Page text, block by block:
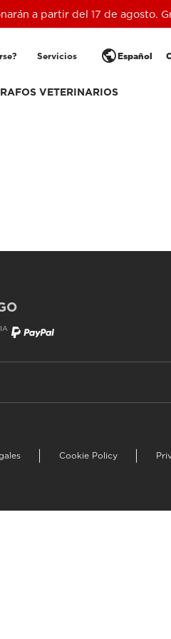
a partir del 17 de agosto.
Servicios publicEspañol
VETERINARIOS
Cookie Policy